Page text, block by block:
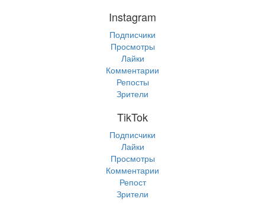
Instagram
Подписчики
Просмотры
Лайки
Комментарии
Репосты
Зрители
TikTok
Подписчики
Лайки
Просмотры
Комментарии
Репост
Зрители